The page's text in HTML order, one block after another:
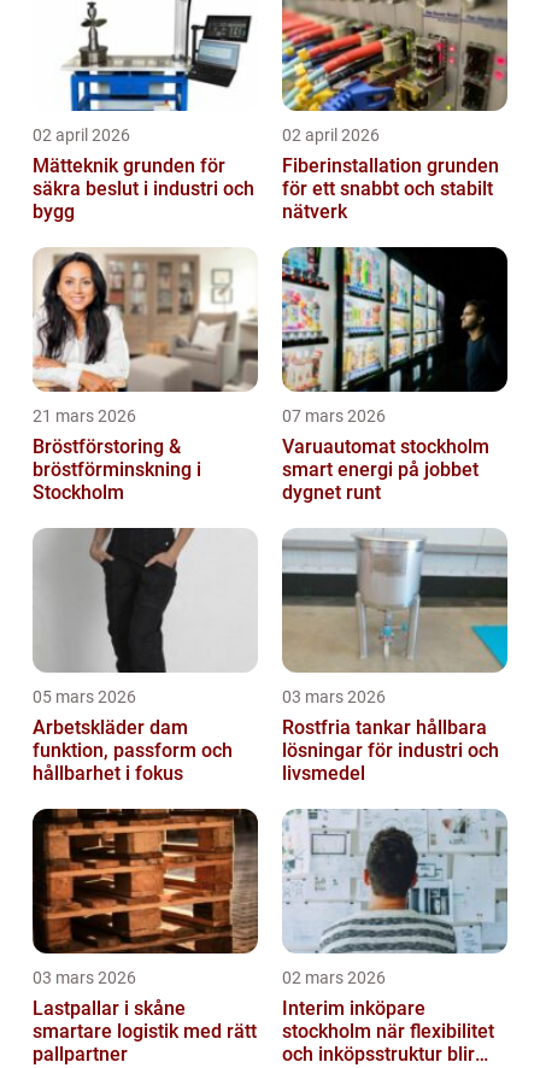
02 april 2026
Mätteknik grunden för
säkra beslut i industri och
bygg
02 april 2026
Fiberinstallation grunden
för ett snabbt och stabilt
nätverk
21 mars 2026
Bröstförstoring &
bröstförminskning i
Stockholm
07 mars 2026
Varuautomat stockholm
smart energi på jobbet
dygnet runt
05 mars 2026
Arbetskläder dam
funktion, passform och
hållbarhet i fokus
03 mars 2026
Rostfria tankar hållbara
lösningar för industri och
livsmedel
03 mars 2026
Lastpallar i skåne
smartare logistik med rätt
pallpartner
02 mars 2026
Interim inköpare
stockholm när flexibilitet
och inköpsstruktur blir